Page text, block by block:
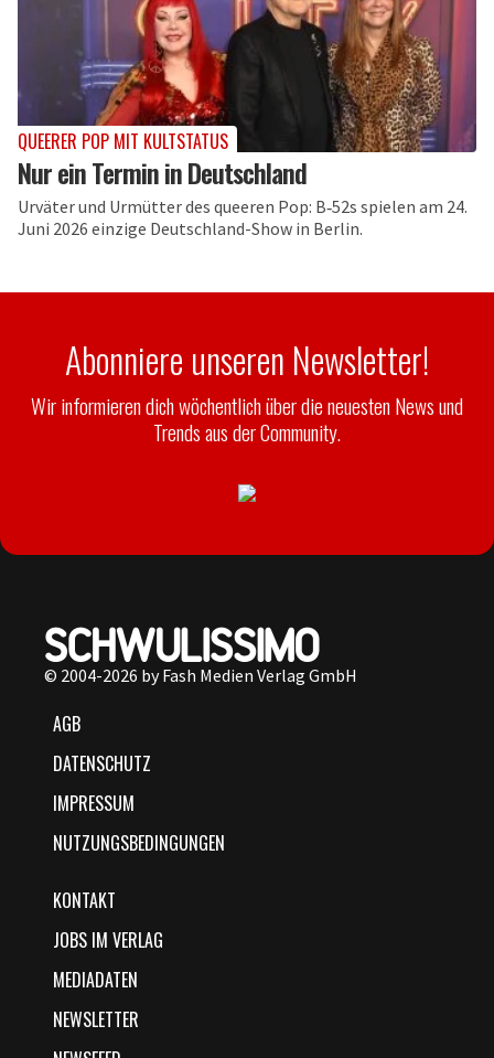
QUEERER POP MIT KULTSTATUS
Nur ein Termin in Deutschland
Urväter und Urmütter des queeren Pop: B‑52s spielen am 24.
Juni 2026 einzige Deutschland-Show in Berlin.
Abonniere unseren Newsletter!
Wir informieren dich wöchentlich über die neuesten News und
Trends aus der Community.
© 2004-2026 by Fash Medien Verlag GmbH
AGB
DATENSCHUTZ
IMPRESSUM
NUTZUNGSBEDINGUNGEN
KONTAKT
JOBS IM VERLAG
MEDIADATEN
NEWSLETTER